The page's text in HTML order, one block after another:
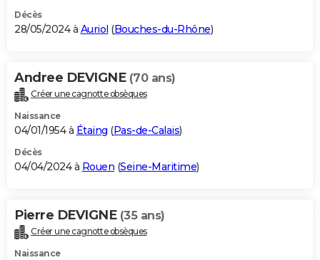
Décès
28/05/2024 à Auriol (Bouches-du-Rhône)
Andree DEVIGNE (70 ans)
Créer une cagnotte obsèques
Naissance
04/01/1954 à Étaing (Pas-de-Calais)
Décès
04/04/2024 à Rouen (Seine-Maritime)
Pierre DEVIGNE (35 ans)
Créer une cagnotte obsèques
Naissance